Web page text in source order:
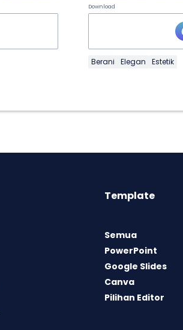
Download
Berani Elegan Estetik
Template
Semua
PowerPoint
Google Slides
Canva
Pilihan Editor